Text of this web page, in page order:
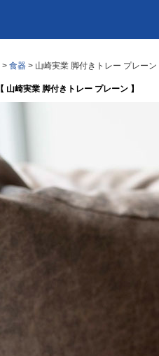
食器 山崎実業 脚付きトレー プレー
【 山崎実業 脚付きトレー プレーン 】